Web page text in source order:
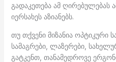
გადაკეთება ამ ღირებულებას
იერსახეს აზიანებს.
თუ თქვენი მიზანია ოპტიკური
სამაგრები, ლაზერები,
გატკენთ, თანამედროვე